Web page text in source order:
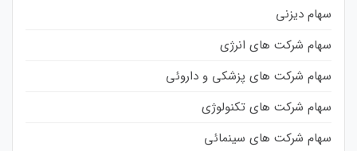
سهام دیزنی
سهام شرکت های انرژی
سهام شرکت های پزشکی و داروئی
سهام شرکت های تکنولوژی
سهام شرکت های سینمائی